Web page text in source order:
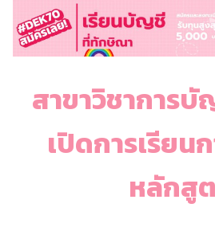
สาขาวิชาการ
เปิดการเรียน
หลักสู